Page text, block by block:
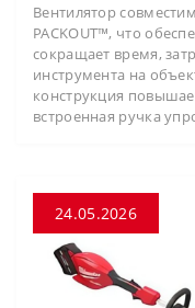
Вентилятор
PACKOUT™, что
сокращает время,
инструмента на
конструкция
встроенная ручка
24.05.2026